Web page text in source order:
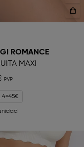
ROMANCE
MAXI
4=45€